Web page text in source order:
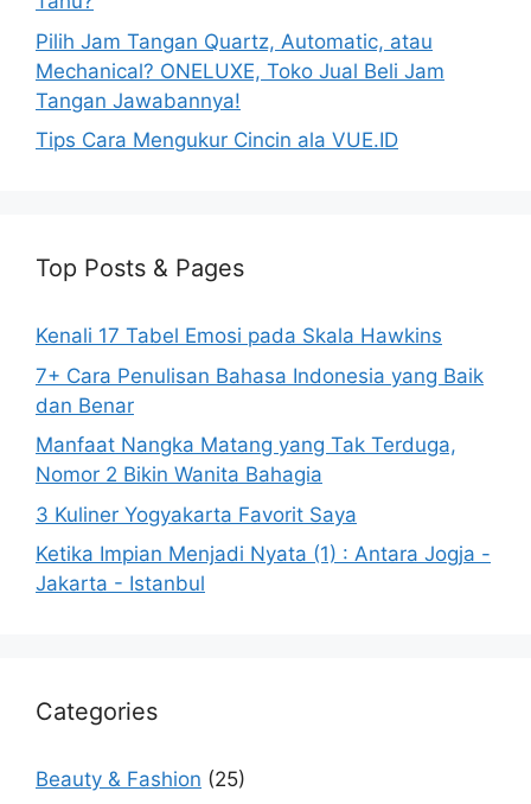
Pilih Jam Tangan Quartz, Automatic, atau
Mechanical? ONELUXE, Toko Jual Beli Jam
Tangan Jawabannya!
Tips Cara Mengukur Cincin ala VUE.ID
Top Posts & Pages
Kenali 17 Tabel Emosi pada Skala Hawkins
7+ Cara Penulisan Bahasa Indonesia yang Baik
dan Benar
Manfaat Nangka Matang yang Tak Terduga,
Nomor 2 Bikin Wanita Bahagia
3 Kuliner Yogyakarta Favorit Saya
Ketika Impian Menjadi Nyata (1) : Antara Jogja -
Jakarta - Istanbul
Categories
Beauty & Fashion (25)